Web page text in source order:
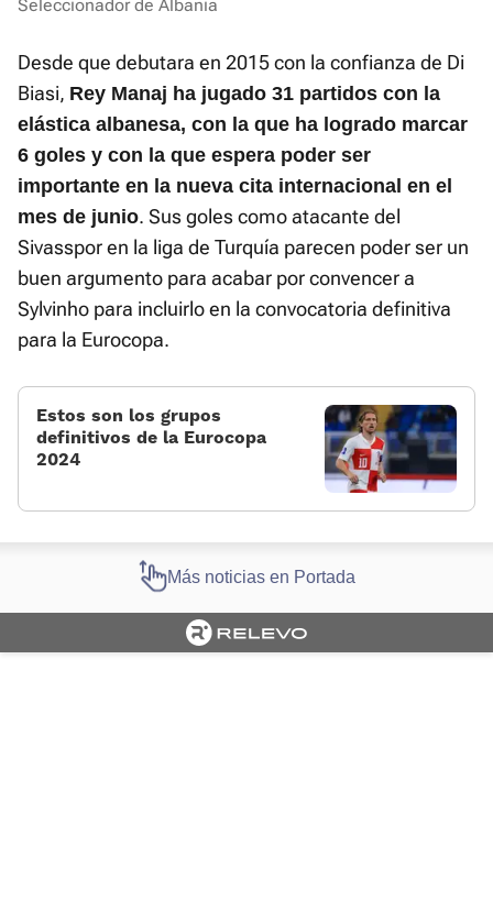
Seleccionador de Albania
Desde que debutara en 2015 con la confianza de Di
Biasi, Rey Manaj ha jugado 31 partidos con la
elástica albanesa, con la que ha logrado marcar
6 goles y con la que espera poder ser
importante en la nueva cita internacional en el
mes de junio. Sus goles como atacante del
Sivasspor en la liga de Turquía parecen poder ser un
buen argumento para acabar por convencer a
Sylvinho para incluirlo en la convocatoria definitiva
para la Eurocopa.
Estos son los grupos
definitivos de la Eurocopa
2024
Más noticias en Portada